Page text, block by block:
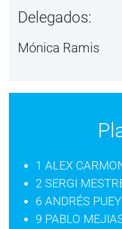
Delegados:
Mónica Ramis
1 ALEX
2 SERGI
6 ANDRÉS
9 PABLO